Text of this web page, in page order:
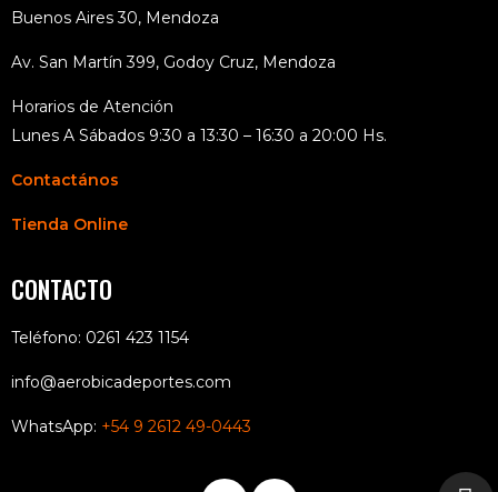
Buenos Aires 30, Mendoza
Av. San Martín 399, Godoy Cruz, Mendoza
Horarios de Atención
Lunes A Sábados 9:30 a 13:30 – 16:30 a 20:00 Hs.
Contactános
Tienda Online
CONTACTO
Teléfono: 0261 423 1154
info@aerobicadeportes.com
WhatsApp: +54 9 2612 49-0443